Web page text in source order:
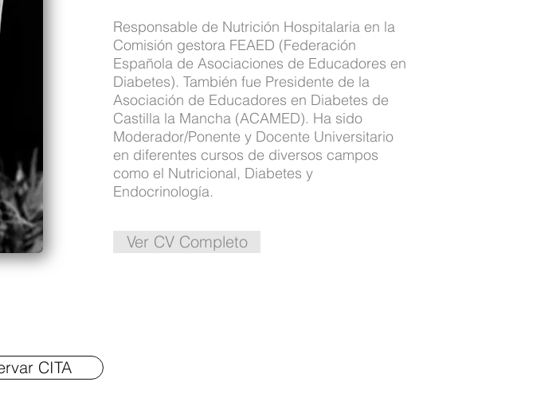
Responsable de Nutrición Hospitalaria en la
Comisión gestora FEAED (Federación
Española de Asociaciones de Educadores en
Diabetes). También fue Presidente de la
Asociación de Educadores en Diabetes de
Castilla la Mancha (ACAMED). Ha sido
Moderador/Ponente y Docente Universitario
en diferentes cursos de diversos campos
como el Nutricional, Diabetes y
Endocrinología.
Ver CV Completo
CITA